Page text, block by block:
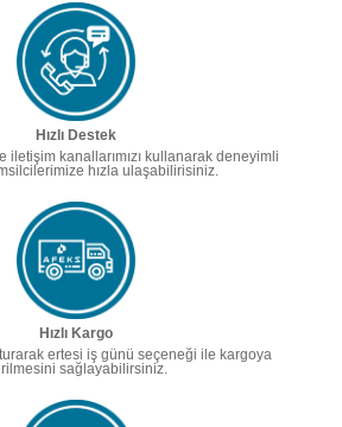
Hızlı Destek
iletişim kanallarımızı kullanarak deneyimli
hızla ulaşabilirisiniz.
Hızlı Kargo
ertesi iş günü seçeneği ile kargoya
sağlayabilirsiniz.